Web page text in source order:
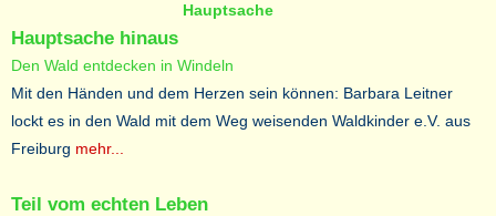
Hauptsache
Hauptsache hinaus
Den Wald entdecken in Windeln
Mit den Händen und dem Herzen sein können: Barbara Leitner
lockt es in den Wald mit dem Weg weisenden Waldkinder e.V. aus
Freiburg mehr...
Teil vom echten Leben